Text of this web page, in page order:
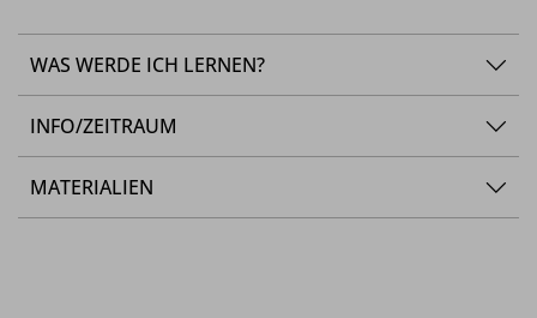
WAS WERDE ICH LERNEN?
INFO/ZEITRAUM
MATERIALIEN